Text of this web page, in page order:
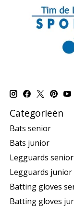
Categorieën
Bats senior
Bats junior
Legguards senior
Legguards junior
Batting gloves
Batting gloves